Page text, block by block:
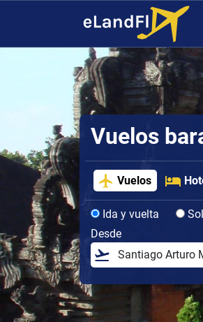
Vuelos
Vuelos
Ida y vuelta
Desde